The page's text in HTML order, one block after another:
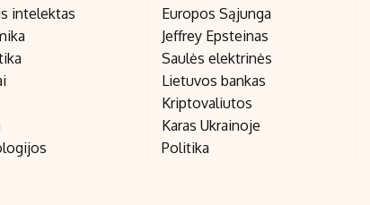
intelektas
Europos Sąjunga
Jeffrey Epsteinas
Saulės elektrinės
Lietuvos bankas
Kriptovaliutos
Karas Ukrainoje
Politika